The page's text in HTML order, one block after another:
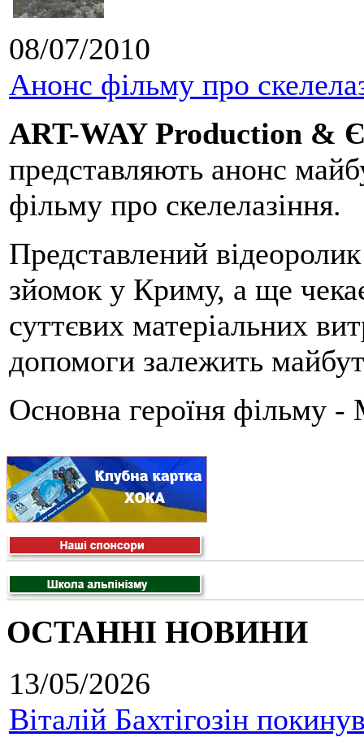
08/07/2010
Анонс фільму про
ART-WAY Production &
представляють анонс
фільму про скелелазіння.
Представлений
зйомок у Криму, а ще
суттєвих матеріальних
допомоги залежить
Основна героїня
ОСТАННІ НОВИНИ
13/05/2026
Віталій Бахтігозін